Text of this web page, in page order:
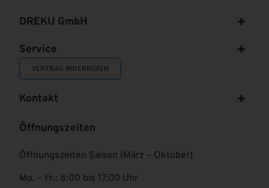
DREKU GmbH
Service
VERTRAG WIDERRUFEN
Kontakt
Öffnungszeiten
Öffnungszeiten Saison (März – Oktober)
Mo. – Fr.: 8:00 bis 17:00 Uhr